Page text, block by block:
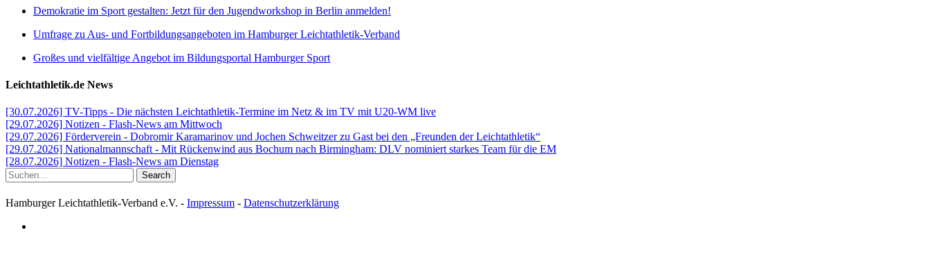
Demokratie im Sport gestalten: Jetzt für den Jugendworkshop in Berlin anmelden!
Umfrage zu Aus- und Fortbildungsangeboten im Hamburger Leichtathletik-Verband
Großes und vielfältige Angebot im Bildungsportal Hamburger Sport
Leichtathletik.de News
[30.07.2026] TV-Tipps - Die nächsten Leichtathletik-Termine im Netz & im TV mit U20-WM live
[29.07.2026] Notizen - Flash-News am Mittwoch
[29.07.2026] Förderverein - Dobromir Karamarinov und Jochen Schweitzer zu Gast bei den „Freunden der Leichtathletik“
[29.07.2026] Nationalmannschaft - Mit Rückenwind aus Bochum nach Birmingham: DLV nominiert starkes Team für die EM
[28.07.2026] Notizen - Flash-News am Dienstag
Search
Hamburger Leichtathletik-Verband e.V. - Impressum - Datenschutzerklärung